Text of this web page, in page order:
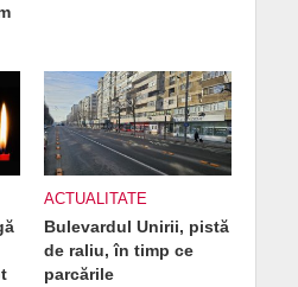
ACTUALITATE
Bulevardul Unirii, pistă
de raliu, în timp ce
parcările